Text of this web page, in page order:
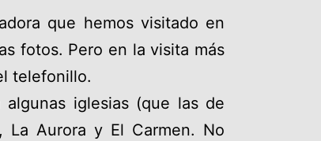
que hemos visitado en
fotos. Pero en la visita más
telefonillo.
iglesias (que las de
La Aurora y El Carmen. No